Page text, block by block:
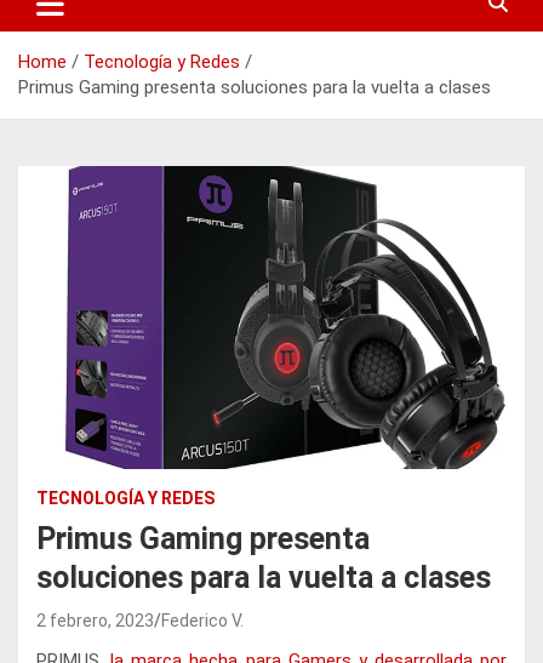
Home
Tecnología y Redes
Primus Gaming presenta soluciones para la vuelta a clases
TECNOLOGÍA Y REDES
Primus Gaming presenta
soluciones para la vuelta a clases
2 febrero, 2023 Federico V.